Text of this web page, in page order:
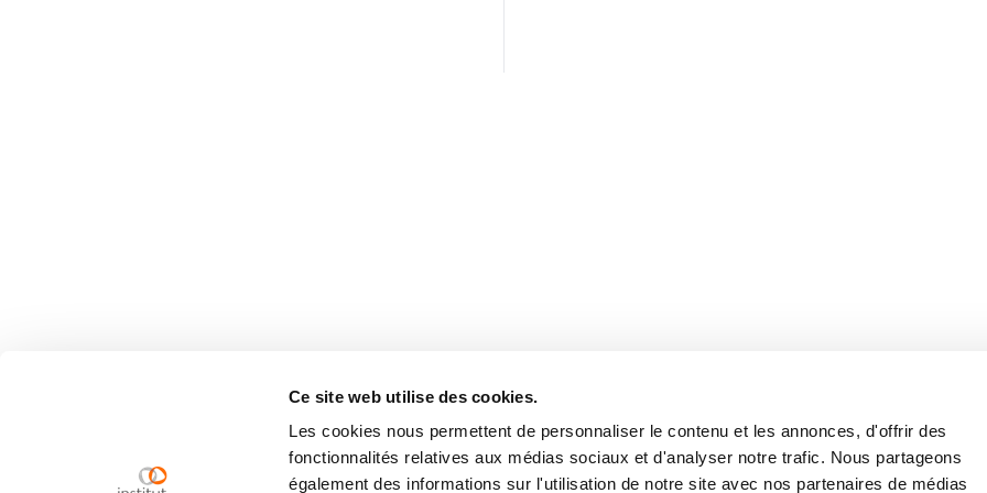
Ce site web utilise des cookies.
Les cookies nous permettent de personnaliser le contenu et les annonces, d'offrir des
fonctionnalités relatives aux médias sociaux et d'analyser notre trafic. Nous partageons
également des informations sur l'utilisation de notre site avec nos partenaires de médias